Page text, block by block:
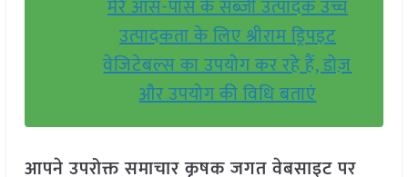
मेरे आस-पास के सब्ज़ी उत्पादक उच्च
उत्पादकता के लिए श्रीराम ड्रिपइट
वेजिटेबल्स का उपयोग कर रहे हैं, डोज़
और उपयोग की विधि बताएं
आपने उपरोक्त समाचार कृषक जगत वेबसाइट पर